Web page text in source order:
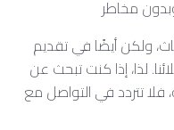
ولكن أيضًا في تقديم
لذا، إذا كنت تبحث عن
تتردد في التواصل مع